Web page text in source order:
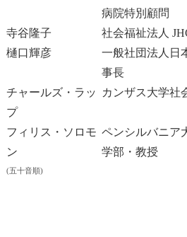
病院特別顧問
寺谷隆子
社会福祉法人
樋口輝彦
一般社団法人日
事長
チャールズ・ラッ
プ
カンザス大学社
フィリス・ソロモ
ン
ペンシルバニア
学部・教授
(五十音順)